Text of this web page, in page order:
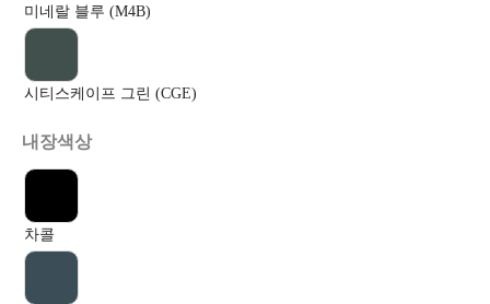
미네랄 블루 (M4B)
시티스케이프 그린 (CGE)
내장색상
차콜